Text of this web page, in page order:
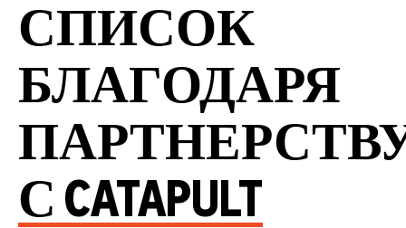
СПИСОК
БЛАГОДАРЯ
С CATAPULT